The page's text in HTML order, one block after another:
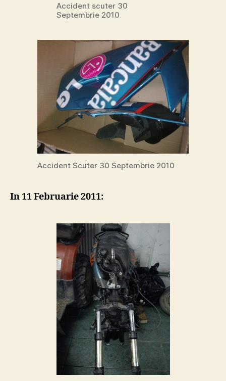
Accident scuter 30
Septembrie 2010
Accident Scuter 30 Septembrie 2010
In 11 Februarie 2011: